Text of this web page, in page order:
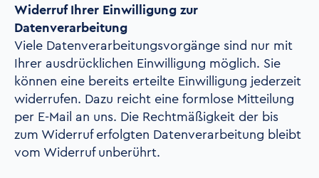
Widerruf Ihrer Einwilligung zur
Datenverarbeitung
Viele Datenverarbeitungsvorgänge sind nur mit
Ihrer ausdrücklichen Einwilligung möglich. Sie
können eine bereits erteilte Einwilligung jederzeit
widerrufen. Dazu reicht eine formlose Mitteilung
per E-Mail an uns. Die Rechtmäßigkeit der bis
zum Widerruf erfolgten Datenverarbeitung bleibt
vom Widerruf unberührt.